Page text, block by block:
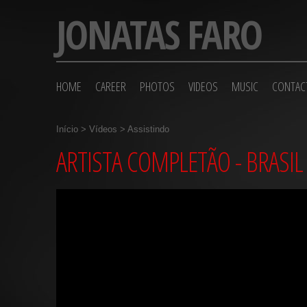
JONATAS FARO
HOME CAREER PHOTOS VIDEOS MUSIC
Início > Vídeos > Assistindo
ARTISTA COMPLETÃO - BRASIL